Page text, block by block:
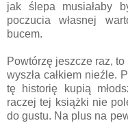
jak ślepa musiałaby
poczucia własnej
bucem.
Powtórzę jeszcze raz,
wyszła całkiem nieźle.
tę historię kupią
raczej tej książki nie
do gustu. Na plus na